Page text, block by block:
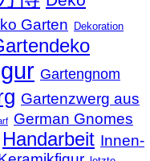
Garten Dekoration
Gartengnom
Gartenzwerg aus
German Gnomes
Handarbeit Innen-